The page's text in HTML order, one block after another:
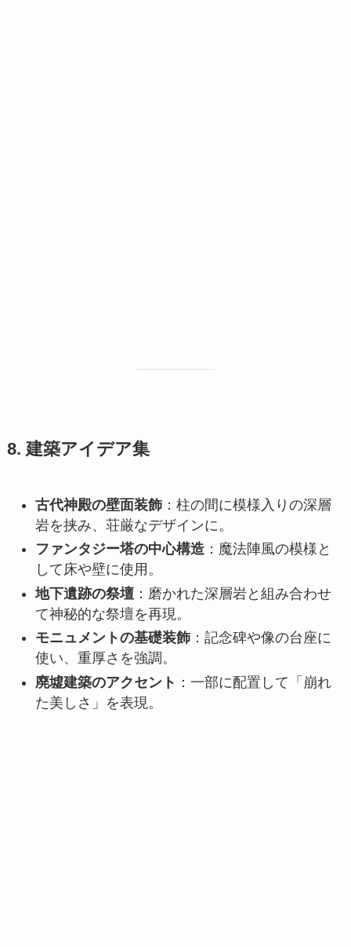
8. 建築アイデア集
古代神殿の壁面装飾：柱の間に模様入りの深層
岩を挟み、荘厳なデザインに。
ファンタジー塔の中心構造：魔法陣風の模様と
して床や壁に使用。
地下遺跡の祭壇：磨かれた深層岩と組み合わせ
て神秘的な祭壇を再現。
モニュメントの基礎装飾：記念碑や像の台座に
使い、重厚さを強調。
廃墟建築のアクセント ：一部に配置して「崩れ
た美しさ」を表現。